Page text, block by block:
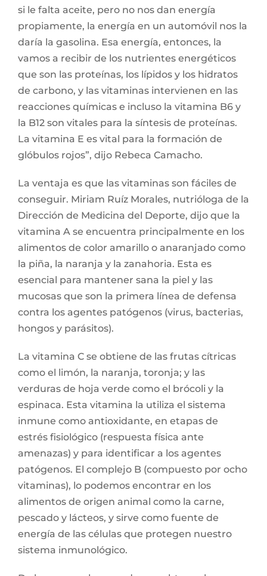
si le falta aceite, pero no nos dan energía
propiamente, la energía en un automóvil nos la
daría la gasolina. Esa energía, entonces, la
vamos a recibir de los nutrientes energéticos
que son las proteínas, los lípidos y los hidratos
de carbono, y las vitaminas intervienen en las
reacciones químicas e incluso la vitamina B6 y
la B12 son vitales para la síntesis de proteínas.
La vitamina E es vital para la formación de
glóbulos rojos”, dijo Rebeca Camacho.
La ventaja es que las vitaminas son fáciles de
conseguir. Miriam Ruíz Morales, nutrióloga de la
Dirección de Medicina del Deporte, dijo que la
vitamina A se encuentra principalmente en los
alimentos de color amarillo o anaranjado como
la piña, la naranja y la zanahoria. Esta es
esencial para mantener sana la piel y las
mucosas que son la primera línea de defensa
contra los agentes patógenos (virus, bacterias,
hongos y parásitos).
La vitamina C se obtiene de las frutas cítricas
como el limón, la naranja, toronja; y las
verduras de hoja verde como el brócoli y la
espinaca. Esta vitamina la utiliza el sistema
inmune como antioxidante, en etapas de
estrés fisiológico (respuesta física ante
amenazas) y para identificar a los agentes
patógenos. El complejo B (compuesto por ocho
vitaminas), lo podemos encontrar en los
alimentos de origen animal como la carne,
pescado y lácteos, y sirve como fuente de
energía de las células que protegen nuestro
sistema inmunológico.